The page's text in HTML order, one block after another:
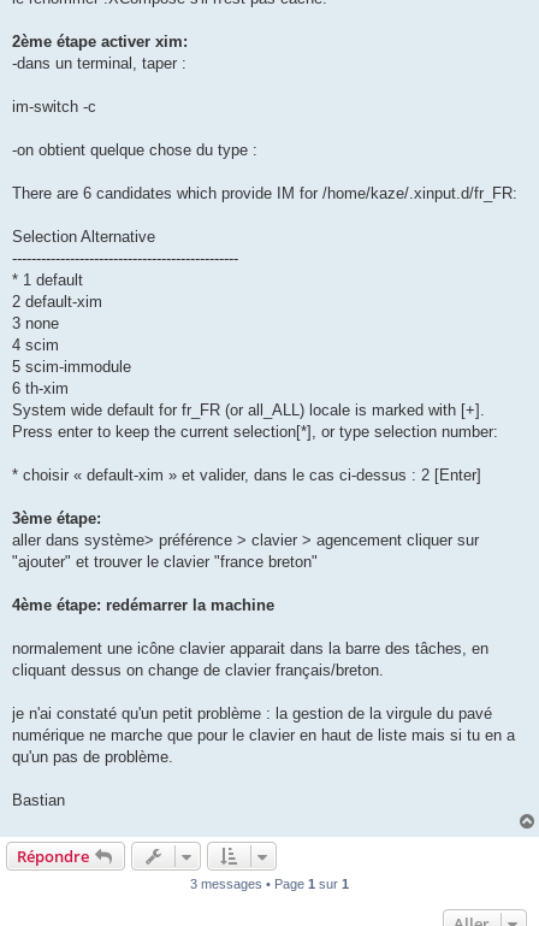
2ème étape activer xim:
-dans un terminal, taper :
im-switch -c
-on obtient quelque chose du type :
There are 6 candidates which provide IM for /home/kaze/.xinput.d/fr_FR:
Selection Alternative
-----------------------------------------------
* 1 default
2 default-xim
3 none
4 scim
5 scim-immodule
6 th-xim
System wide default for fr_FR (or all_ALL) locale is marked with [+].
Press enter to keep the current selection[*], or type selection number:
* choisir « default-xim » et valider, dans le cas ci-dessus : 2 [Enter]
3ème étape:
aller dans système> préférence > clavier > agencement cliquer sur
"ajouter" et trouver le clavier "france breton"
4ème étape: redémarrer la machine
normalement une icône clavier apparait dans la barre des tâches, en
cliquant dessus on change de clavier français/breton.
je n'ai constaté qu'un petit problème : la gestion de la virgule du pavé
numérique ne marche que pour le clavier en haut de liste mais si tu en a
qu'un pas de problème.
Bastian
Répondre
3 messages • Page 1 sur 1